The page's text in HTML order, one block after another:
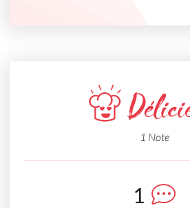
1 Note
1